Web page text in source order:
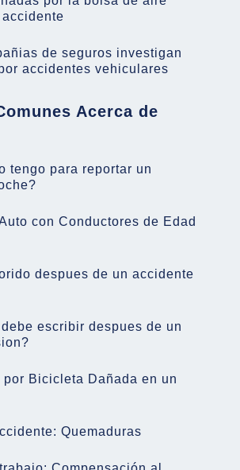
de seguros investigan
accidentes vehiculares
Acerca de
tengo para reportar un
con Conductores de Edad
despues de un accidente
escribir despues de un
Bicicleta Dañada en un
Quemaduras